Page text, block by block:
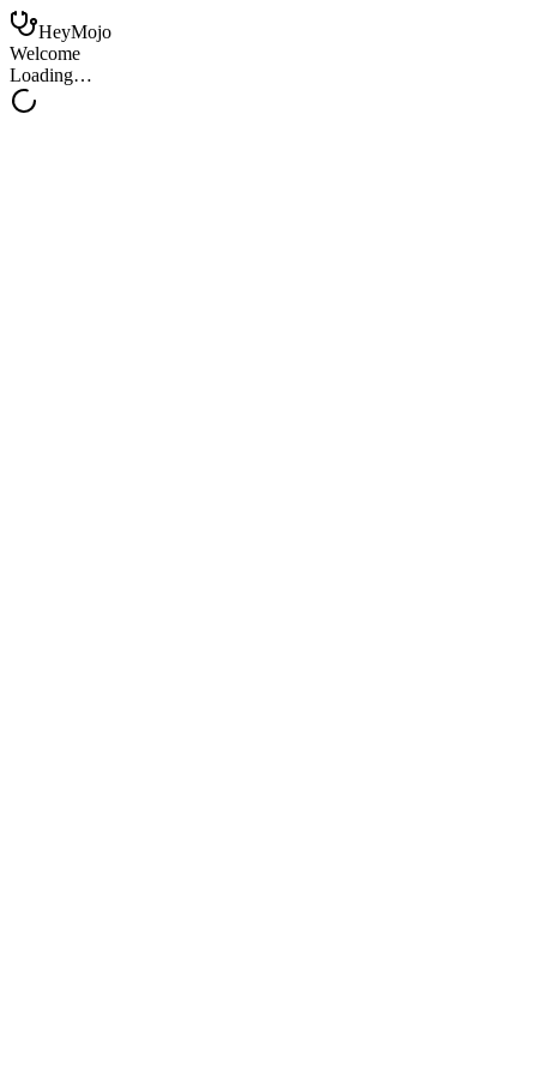
HeyMojo
Welcome
Loading…